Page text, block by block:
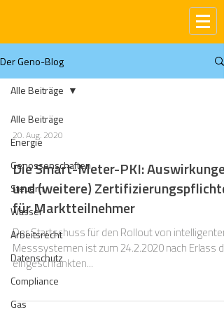
Der Geno-Blog
Alle Beiträge
Energie
Genossenschaften
Steuern
Wasser
Arbeitsrecht
Datenschutz
Compliance
Gas
Alle Beiträge
20. Aug. 2020
Die Smart-Meter-PKI: Auswirkungen
und (weitere)
für Marktteilnehmer
Der Startschuss für den Rollout von intelligenten
Messsystemen ist zum 24.2.2020 nach Erlass
eingeschränkten...